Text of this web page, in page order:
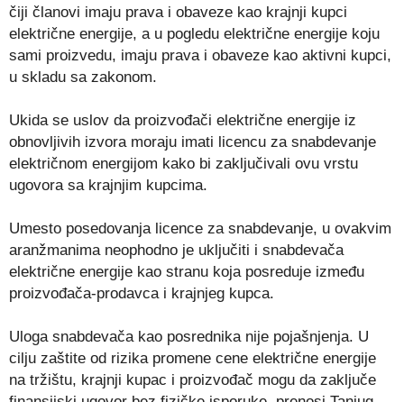
čiji članovi imaju prava i obaveze kao krajnji kupci
električne energije, a u pogledu električne energije koju
sami proizvedu, imaju prava i obaveze kao aktivni kupci,
u skladu sa zakonom.
Ukida se uslov da proizvođači električne energije iz
obnovljivih izvora moraju imati licencu za snabdevanje
električnom energijom kako bi zaključivali ovu vrstu
ugovora sa krajnjim kupcima.
Umesto posedovanja licence za snabdevanje, u ovakvim
aranžmanima neophodno je uključiti i snabdevača
električne energije kao stranu koja posreduje između
proizvođača-prodavca i krajnjeg kupca.
Uloga snabdevača kao posrednika nije pojašnjenja. U
cilju zaštite od rizika promene cene električne energije
na tržištu, krajnji kupac i proizvođač mogu da zaključe